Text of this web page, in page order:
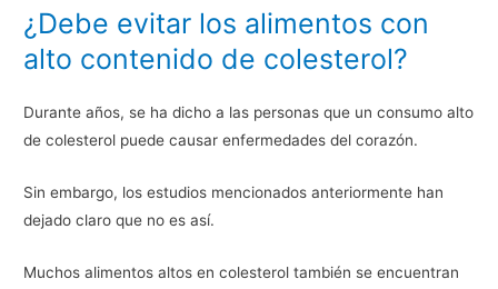
¿Debe evitar los alimentos con
alto contenido de colesterol?
Durante años, se ha dicho a las personas que un consumo alto
de colesterol puede causar enfermedades del corazón.
Sin embargo, los estudios mencionados anteriormente han
dejado claro que no es así.
Muchos alimentos altos en colesterol también se encuentran